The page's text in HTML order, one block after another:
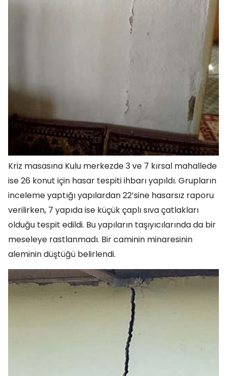
Kriz masasına Kulu merkezde 3 ve 7 kırsal mahallede
ise 26 konut için hasar tespiti ihbarı yapıldı. Grupların
inceleme yaptığı yapılardan 22’sine hasarsız raporu
verilirken, 7 yapıda ise küçük çaplı sıva çatlakları
olduğu tespit edildi. Bu yapıların taşıyıcılarında da bir
meseleye rastlanmadı. Bir caminin minaresinin
aleminin düştüğü belirlendi.